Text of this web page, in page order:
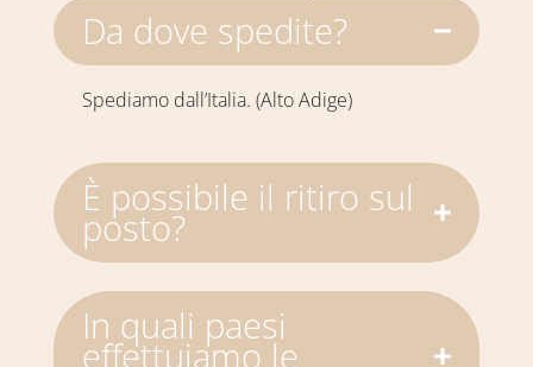
Da dove spedite?
Spediamo dall’Italia. (Alto Adige)
È possibile il ritiro sul
posto?
In quali paesi
effettuiamo le